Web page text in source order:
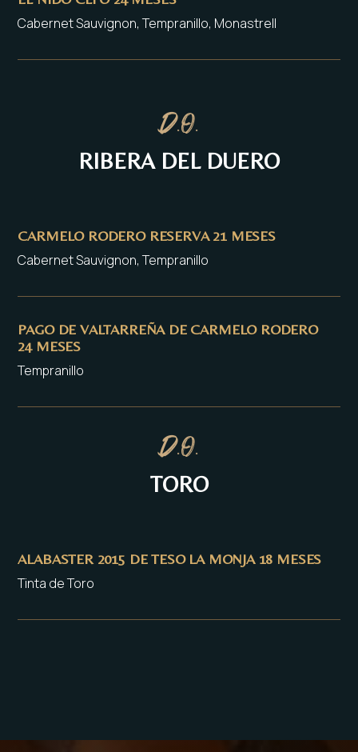
Cabernet Sauvignon, Tempranillo, Monastrell
D.O.
RIBERA DEL DUERO
CARMELO RODERO RESERVA 21 MESES
Cabernet Sauvignon, Tempranillo
PAGO DE VALTARREÑA DE CARMELO RODERO
24 MESES
Tempranillo
D.O.
TORO
ALABASTER 2015 DE TESO LA MONJA 18 MESES
Tinta de Toro